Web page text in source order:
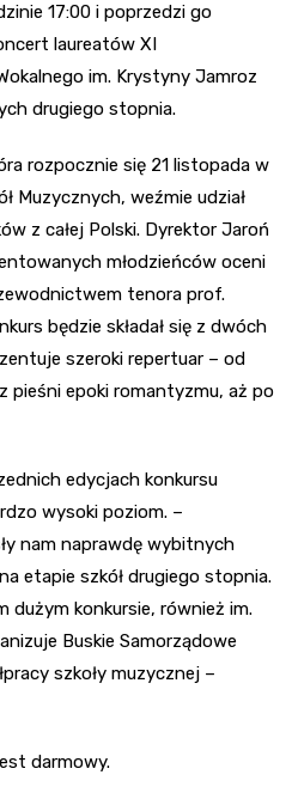
17:00 i poprzedzi go
laureatów XI
im. Krystyny Jamroz
drugiego stopnia.
rozpocznie się 21 listopada w
Muzycznych, weźmie udział
z całej Polski. Dyrektor Jaroń
młodzieńców oceni
tenora prof.
będzie składał się z dwóch
szeroki repertuar – od
pieśni epoki romantyzmu, aż po
edycjach konkursu
wysoki poziom. –
nam naprawdę wybitnych
etapie szkół drugiego stopnia.
dużym konkursie, również im.
Buskie Samorządowe
szkoły muzycznej –
darmowy.